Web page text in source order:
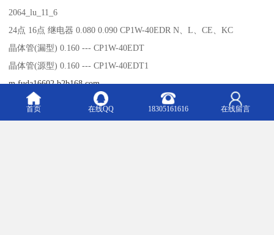
2064_lu_11_6
24点 16点 继电器 0.080 0.090 CP1W-40EDR N、L、CE、KC
晶体管(漏型) 0.160 --- CP1W-40EDT
晶体管(源型) 0.160 --- CP1W-40EDT1
m.fuda16602.b2b168.com
首页 在线QQ 18305161616 在线留言